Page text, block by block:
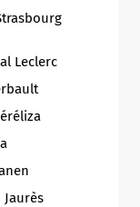
Leclerc
Jaurès